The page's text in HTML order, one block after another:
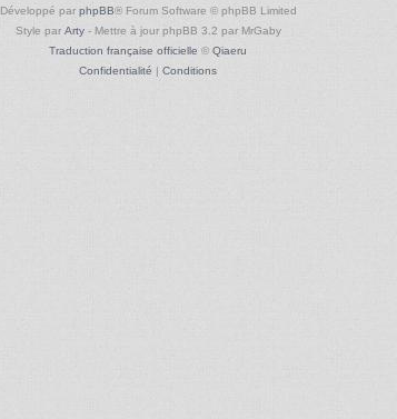
Développé par phpBB® Forum Software © phpBB Limited
Style par Arty- Mettre à jour phpBB 3.2 par MrGaby
Traduction française officielle © Qiaeru
Confidentialité | Conditions